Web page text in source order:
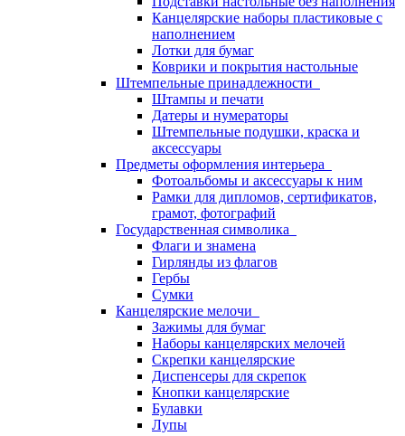
Канцелярские наборы пластиковые с
наполнением
Лотки для бумаг
Коврики и покрытия настольные
Штемпельные принадлежности
Штампы и печати
Датеры и нумераторы
Штемпельные подушки, краска и
аксессуары
Предметы оформления интерьера
Фотоальбомы и аксессуары к ним
Рамки для дипломов, сертификатов,
грамот, фотографий
Государственная символика
Флаги и знамена
Гирлянды из флагов
Гербы
Сумки
Канцелярские мелочи
Зажимы для бумаг
Наборы канцелярских мелочей
Скрепки канцелярские
Диспенсеры для скрепок
Кнопки канцелярские
Булавки
Лупы